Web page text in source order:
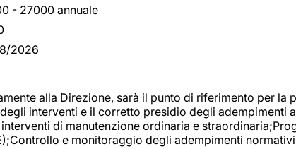
- 27000 annuale
2026
alla Direzione, sarà il punto di riferimento per
interventi e il corretto presidio degli
di manutenzione ordinaria e
e monitoraggio degli adempimenti